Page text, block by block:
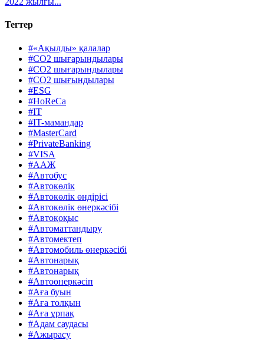
Тегтер
#«Ақылды» қалалар
#CO2 шығарындылары
#CO2 шығарындылары
#CO2 шығындылары
#ESG
#HoReCa
#IT
#IT-мамандар
#MasterCard
#PrivateBanking
#VISA
#ААЖ
#Автобус
#Автокөлік
#Автокөлік өндірісі
#Автокөлік өнеркәсібі
#Автоқоқыс
#Автоматтандыру
#Автомектеп
#Автомобиль өнеркәсібі
#Автонарық
#Автонарық
#Автоөнеркәсіп
#Аға буын
#Аға толқын
#Аға ұрпақ
#Адам саудасы
#Ажырасу